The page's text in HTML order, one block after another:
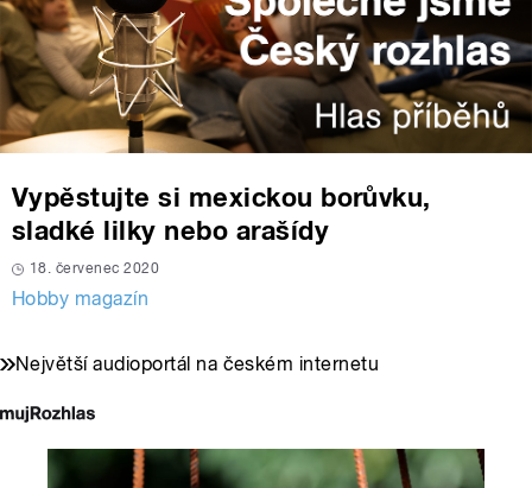
Vypěstujte si mexickou borůvku,
sladké lilky nebo arašídy
18. červenec 2020
Hobby magazín
Největší audioportál na českém internetu